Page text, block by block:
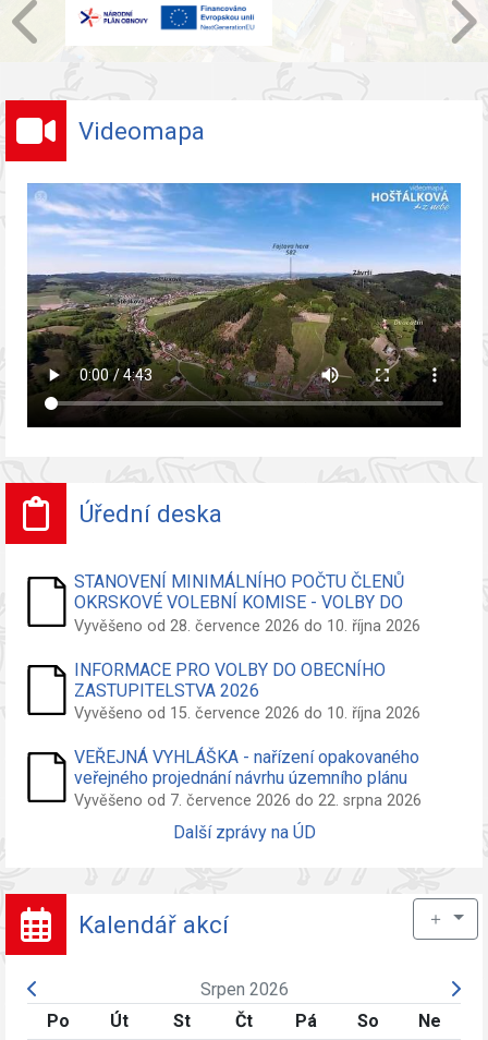
Videomapa
Úřední deska
STANOVENÍ MINIMÁLNÍHO POČTU ČLENŮ
OKRSKOVÉ VOLEBNÍ KOMISE - VOLBY DO
ZASTUPITELSTVA OBCE
Vyvěšeno od 28. července 2026 do 10. října 2026
INFORMACE PRO VOLBY DO OBECNÍHO
ZASTUPITELSTVA 2026
Vyvěšeno od 15. července 2026 do 10. října 2026
VEŘEJNÁ VYHLÁŠKA - nařízení opakovaného
veřejného projednání návrhu územního plánu
Vyvěšeno od 7. července 2026 do 22. srpna 2026
Další zprávy na ÚD
Kalendář akcí ＋
Srpen 2026
Po
Út St Čt Pá So
Ne